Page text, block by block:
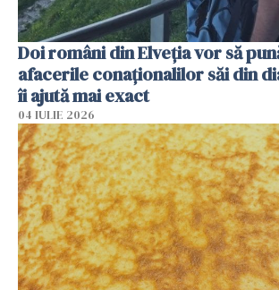
Doi români din Elveția vor să
afacerile conaționalilor săi din
îi ajută mai exact
04 IULIE 2026